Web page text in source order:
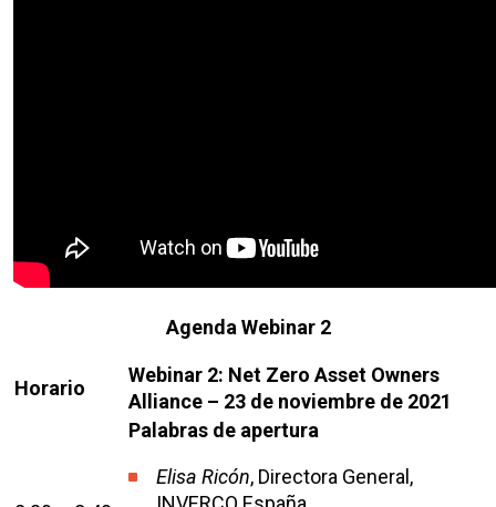
Agenda Webinar 2
Horario
Webinar 2: Net Zero Asset Owners
Alliance – 23 de noviembre de 2021
Palabras de apertura
Elisa Ricón, Directora General,